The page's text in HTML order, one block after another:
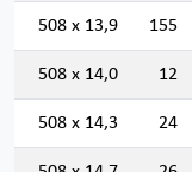
508 x 13,9 155
508 x 14,0 12
508 x 14,3 24